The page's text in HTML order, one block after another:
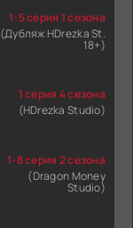
1-5 серия 1 сезона
(Дубляж HDrezka St.
18+)
1 серия 4 сезона
(HDrezka Studio)
1-8 серия 2 сезона
(Dragon Money
Studio)